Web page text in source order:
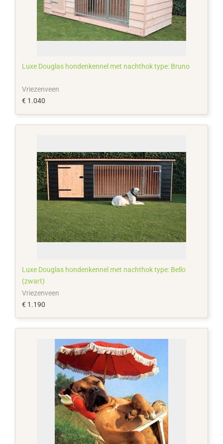
Luxe Douglas hondenkennel met nachthok type: Bruno
Vriezenveen
€ 1.040
Luxe Douglas hondenkennel met nachthok type: Bello
(zwart)
Vriezenveen
€ 1.190